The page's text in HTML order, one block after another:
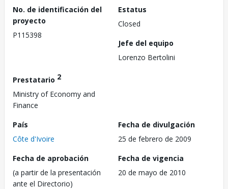
No. de identificación del
proyecto
P115398
Estatus
Closed
Jefe del equipo
Lorenzo Bertolini
Prestatario 2
Ministry of Economy and
Finance
País
Côte d'Ivoire
Fecha de divulgación
25 de febrero de 2009
Fecha de aprobación
(a partir de la presentación
ante el Directorio)
Fecha de vigencia
20 de mayo de 2010